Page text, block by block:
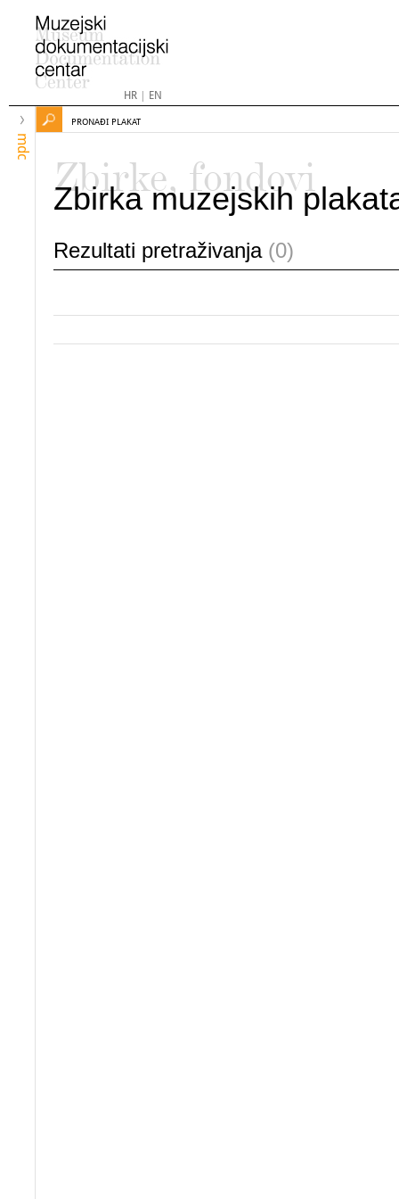
HR| EN
mdc
PRONAĐI PLAKAT
Zbirke, fondovi
Zbirka muzejskih
Rezultati pretraživanja (0)